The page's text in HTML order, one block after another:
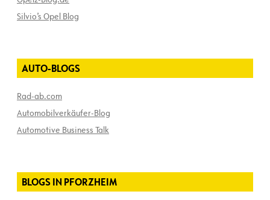
Silvio’s Opel Blog
AUTO-BLOGS
Rad-ab.com
Automobilverkäufer-Blog
Automotive Business Talk
BLOGS IN PFORZHEIM